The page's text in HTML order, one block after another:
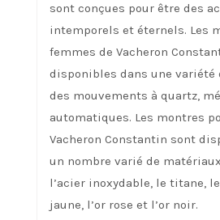
sont conçues pour être des
intemporels et éternels. Les
femmes de Vacheron
disponibles dans une variété
des mouvements à quartz,
automatiques. Les montres
Vacheron Constantin sont
un nombre varié de
l’acier inoxydable, le titane,
jaune, l’or rose et l’or noir.